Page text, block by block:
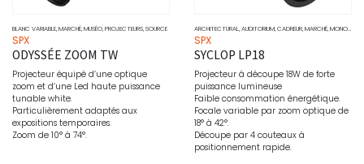
BLANC VARIABLE,MARCHÉ,MUSÉO,PROJECTEURS,SOURCE
SPX
ODYSSÉE ZOOM TW
Projecteur équipé d’une optique
zoom et d’une Led haute puissance
tunable white.
Particulièrement adaptés aux
expositions temporaires.
Zoom de 10° à 74°.
ARCHITECTURAL,AUDITORIUM,CADREUR,MARCHÉ,MONOCHROME
SPX
SYCLOP LP18
Projecteur à découpe 18W de forte
puissance lumineuse
Faible consommation énergétique.
Focale variable par zoom optique de
18° à 42°.
Découpe par 4 couteaux à
positionnement rapide.